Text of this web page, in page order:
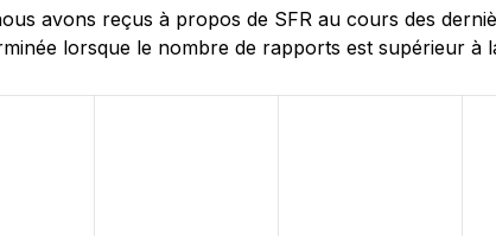
avons reçus à propos de SFR au cours des
lorsque le nombre de rapports est supérieur à